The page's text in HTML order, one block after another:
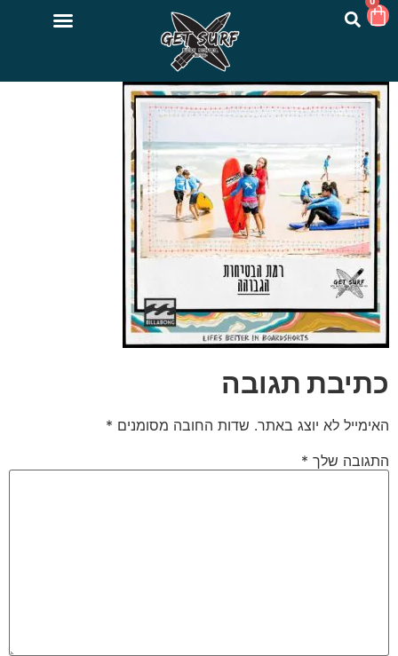
כתיבת תגובה
האימייל לא יוצג באתר. שדות החובה מסומנים *
התגובה שלך *